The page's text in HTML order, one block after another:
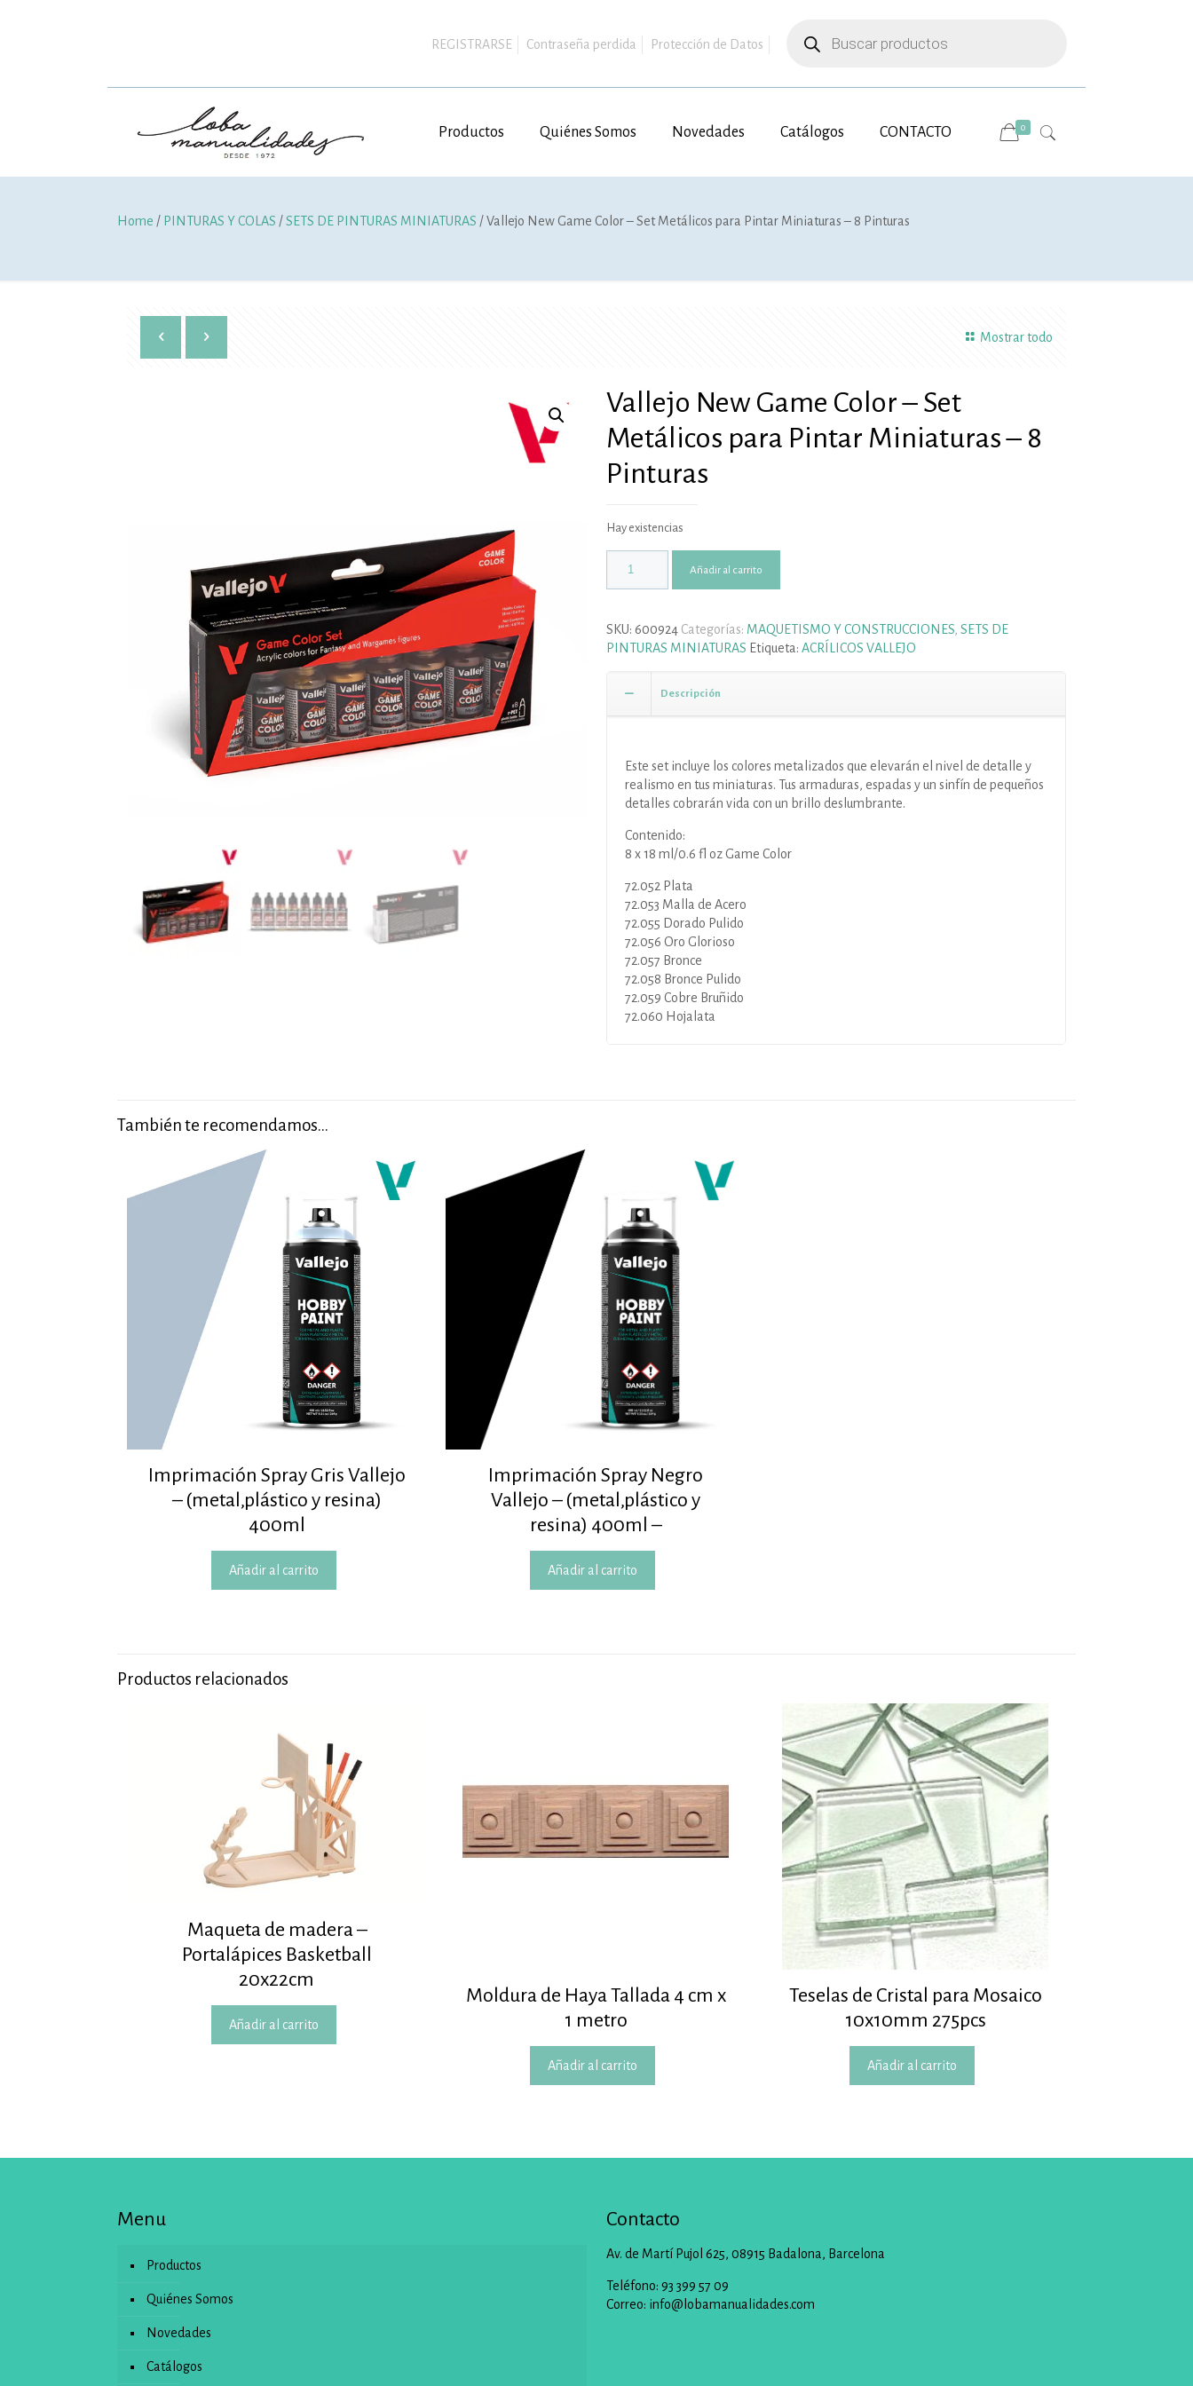
REGISTRARSE Contraseña perdida Protección de Datos
productos
Productos Quiénes Somos Novedades Catálogos CONTACTO 0
Home / PINTURAS Y COLAS /SETS DE PINTURAS MINIATURAS / Vallejo New Game Color – Set Metálicos para Pintar Miniaturas – 8 Pinturas
Mostrar todo
Vallejo New Game Color – Set
Metálicos para Pintar Miniaturas – 8
Pinturas
Hay existencias
Añadir al carrito
SKU: 600924 Categorías: MAQUETISMO Y CONSTRUCCIONES, SETS DE
PINTURAS MINIATURAS Etiqueta: ACRÍLICOS VALLEJO
Descripción
Este set incluye los colores metalizados que elevarán el nivel de detalle y
realismo en tus miniaturas. Tus armaduras, espadas y un sinfín de pequeños
detalles cobrarán vida con un brillo deslumbrante.
Contenido:
8 x 18 ml/0.6 fl oz Game Color
72.052 Plata
72.053 Malla de Acero
72.055 Dorado Pulido
72.056 Oro Glorioso
72.057 Bronce
72.058 Bronce Pulido
72.059 Cobre Bruñido
72.060 Hojalata
También te recomendamos…
Imprimación Spray Gris Vallejo
– (metal,plástico y resina)
400ml
Añadir al carrito
Imprimación Spray Negro
Vallejo – (metal,plástico y
resina) 400ml –
Añadir al carrito
Productos relacionados
Maqueta de madera –
Portalápices Basketball
20x22cm
Añadir al carrito
Moldura de Haya Tallada 4 cm x
1 metro
Añadir al carrito
Teselas de Cristal para Mosaico
10x10mm 275pcs
Añadir al carrito
Menu
Productos
Quiénes Somos
Novedades
Catálogos
Contacto
Av. de Martí Pujol 625, 08915 Badalona, Barcelona
Teléfono: 93 399 57 09
Correo: info@lobamanualidades.com